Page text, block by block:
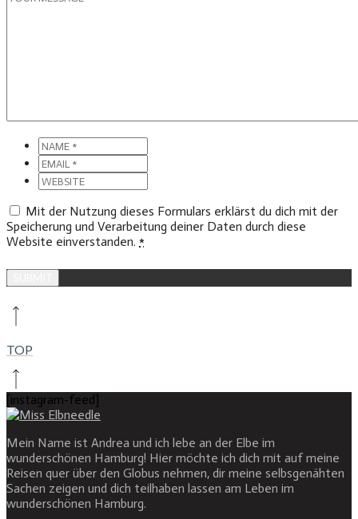
Mit der Nutzung dieses Formulars erklärst du dich mit der
Speicherung und Verarbeitung deiner Daten durch diese
Website einverstanden. *
TOP
[instagram-feed]
Mein Name ist Andrea und ich lebe an der Elbe im
wunderschönen Hamburg! Hier möchte ich dich mit auf meine
Reisen quer über den Globus nehmen, dir meine selbsgenähten
Sachen zeigen und dich teilhaben lassen am Leben im
wunderschönen Hamburg.